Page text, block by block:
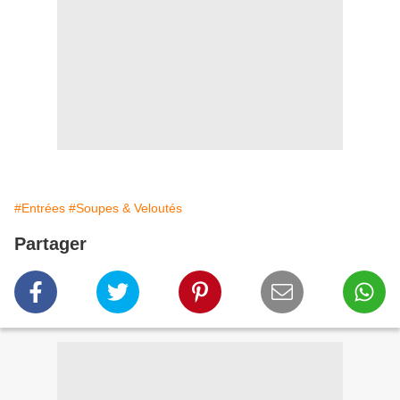
#Entrées #Soupes & Veloutés
Partager